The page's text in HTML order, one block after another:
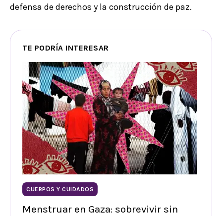
defensa de derechos y la construcción de paz.
TE PODRÍA INTERESAR
CUERPOS Y CUIDADOS
Menstruar en Gaza: sobrevivir sin